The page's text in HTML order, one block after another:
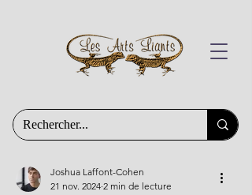
Joshua Laffont-Cohen
21 nov. 2024 2 min de lecture